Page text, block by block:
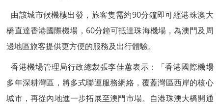
由該城市候機樓出發，旅客隻需約90分鐘即可經港珠澳大
橋直達香港國際機場，60分鐘可抵達珠海機場，為澳門及周
邊地區旅客提供更方便的服務及出行體驗。
香港機場管理局行政總裁張李佳蕙表示：「香港國際機場
多年深耕灣區，將多式聯運服務網絡，覆蓋灣區西岸的核心
城市，再從內地進一步拓展至澳門市場。自港珠澳大橋開通